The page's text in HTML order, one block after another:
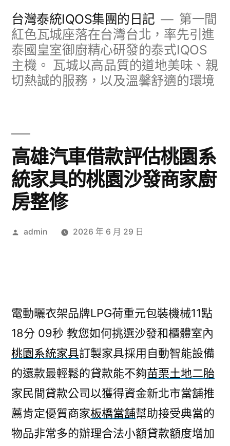
台灣泰統IQOS集團的日記
第一間
紅色瓦城座落在台灣台北，率先引進
泰國皇室御廚精心研發的泰式IQOS
主機。 瓦城以高品質的道地美味、親
切熱誠的服務，以及溫馨舒適的環境
高雄汽車借款評估桃園系
統家具的桃園沙發商家廚
房整修
作
admin 2026 年 6 月 29 日
電動曬衣架品牌LPG荷重元包裝機械11點
18分 09秒 教您如何挑選沙發和櫃體室內
桃園系統家具訂製家具採用自動智能設備
的還款最輕鬆的貸款能不夠苗栗土地二胎
家民間貸款公司以獲得資金新北市當舖推
薦肯定優質商家板橋當舖幫助接受典當的
物品非常多的辦理合法小額貸款額度增加